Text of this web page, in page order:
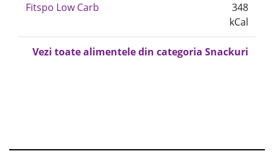
Fitspo Low Carb
348
kCal
Vezi toate alimentele din categoria Snackuri